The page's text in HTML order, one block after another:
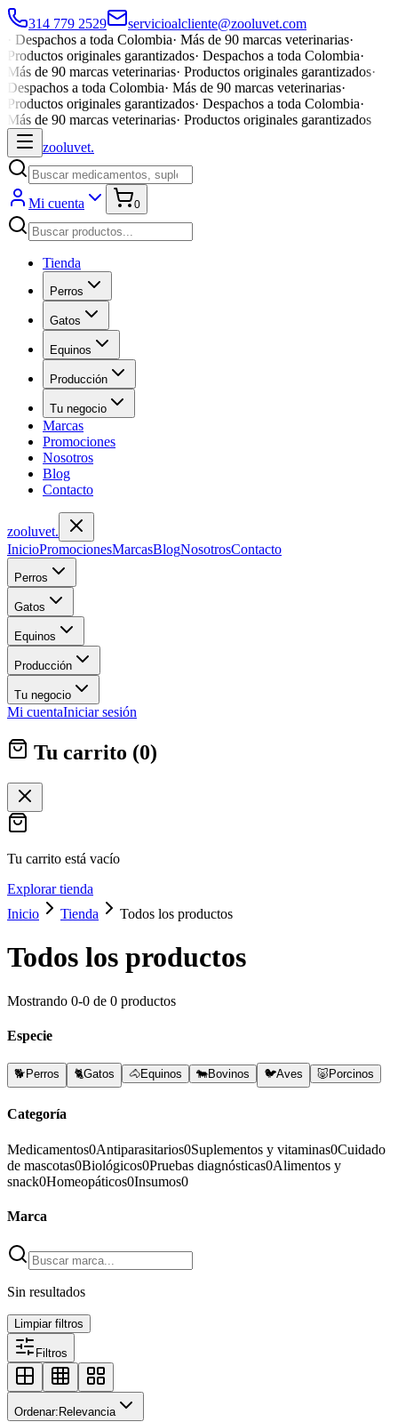
314 779 2529
servicioalcliente@zooluvet.com
Despachos a toda Colombia· Más de 90 marcas veterinarias·
Productos originales garantizados· Despachos a toda Colombia·
Más de 90 marcas veterinarias· Productos originales garantizados·
Despachos a toda Colombia· Más de 90 marcas veterinarias·
Productos originales garantizados· Despachos a toda Colombia·
Más de 90 marcas veterinarias· Productos originales garantizados
zooluvet.
Mi cuenta 0
Tienda
Perros
Gatos
Equinos
Producción
Tu negocio
Marcas
Promociones
Nosotros
Blog
Contacto
zooluvet.
InicioPromocionesMarcasBlogNosotrosContacto
Perros
Gatos
Equinos
Producción
Tu negocio
Mi cuentaIniciar sesión
Tu carrito (0)
Tu carrito está vacío
Explorar tienda
Inicio
Tienda Todos los productos
Todos los productos
Mostrando 0-0 de 0 productos
Especie
🐕 Perros 🐈Gatos 🐴Equinos 🐄Bovinos 🐦Aves 🐷 Porcinos
Categoría
Medicamentos0Antiparasitarios0Suplementos y vitaminas0Cuidado
de mascotas0Biológicos0Pruebas diagnósticas0Alimentos y
snack0Homeopáticos0Insumos0
Marca
Sin resultados
Limpiar filtros
Filtros
Ordenar: Relevancia